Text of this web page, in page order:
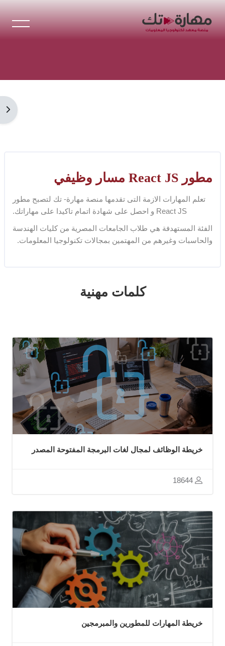
مطور React JS مسار وظيفي
تعلم المهارات الازمة التى تقدمها منصة مهارة- تك لتصبح مطور
React JS و احصل على شهادة اتمام تاكيدا على مهاراتك.
الفئة المستهدفة هي طلاب الجامعات المصرية من كليات الهندسة
والحاسبات وغيرهم من المهتمين بمجالات تكنولوجيا المعلومات.
كلمات مهنية
خريطة الوظائف لمجال لغات البرمجة المفتوحة المصدر
18644
خريطة المهارات للمطورين والمبرمجين